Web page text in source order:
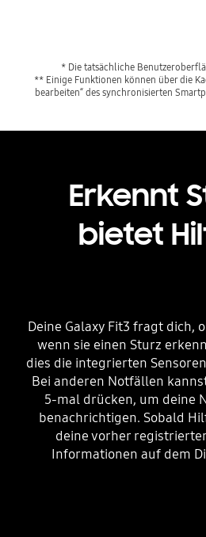
* Die tatsächliche
** Einige Funktionen können über die
bearbeiten“ des synchronisierten
Erkennt
bietet
Deine Galaxy Fit3 fragt dich,
wenn sie einen Sturz
dies die integrierten
Bei anderen Notfällen
5-mal drücken, um deine
benachrichtigen. Sobald
deine vorher
Informationen auf dem